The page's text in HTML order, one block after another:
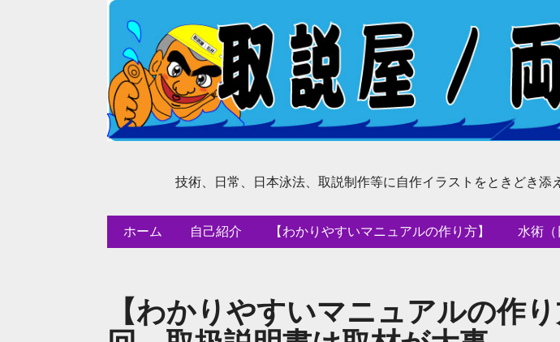
技術、日常、日本泳法、取説制作等に自作イラストをときどき
ホーム 自己紹介 【わかりやすいマニュアルの作り方】 水術（
【わかりやすいマニュアルの作り